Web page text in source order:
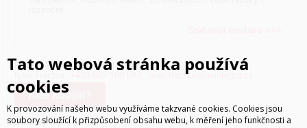
Dotazy k produktu rád zodpoví:
ivan.trachta@avintegra.cz
Kde koupit?
Stránky o produktu:
Tato webová stránka používá
cookies
K provozování našeho webu využíváme takzvané cookies. Cookies jsou
soubory sloužící k přizpůsobení obsahu webu, k měření jeho funkčnosti a